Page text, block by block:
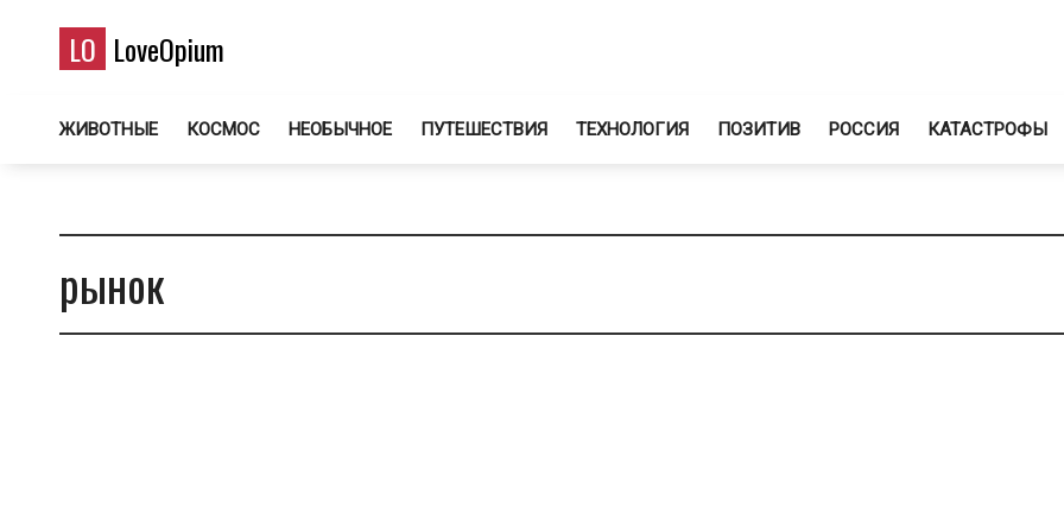
LO LoveOpium
ЖИВОТНЫЕ КОСМОС НЕОБЫЧНОЕ ПУТЕШЕСТВИЯ ТЕХНОЛОГИЯ ПОЗИТИВ РОССИЯ КАТАСТРОФЫ
рынок